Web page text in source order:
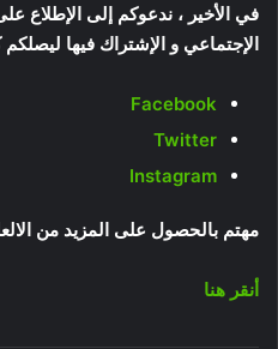
في الأخير ، ندعوكم إلى الإطلاع
الإجتماعي و الإشتراك فيها
Facebook
Twitter
Instagram
مهتم بالحصول على المزيد من
أنقر هنا